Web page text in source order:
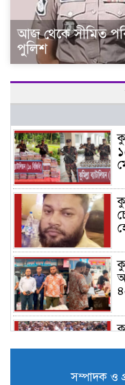
আজ থেকে সীমিত
পুলিশ
সম্পাদক ও